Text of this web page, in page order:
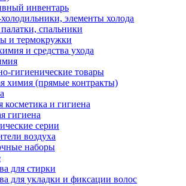
инвентарь
элементы холода
спальники
и термокружки
и средства ухода
гигиенические товары
химия (прямые контракты)
косметика и гигиена
гигиена
серии
воздуха
наборы
для стирки
для укладки и фиксации волос